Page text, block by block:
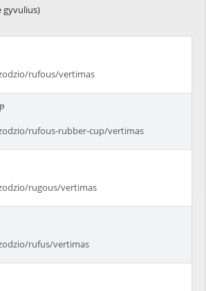
gyvulius)
rufous/vertimas
rufous-rubber-cup/vertimas
rugous/vertimas
rufus/vertimas